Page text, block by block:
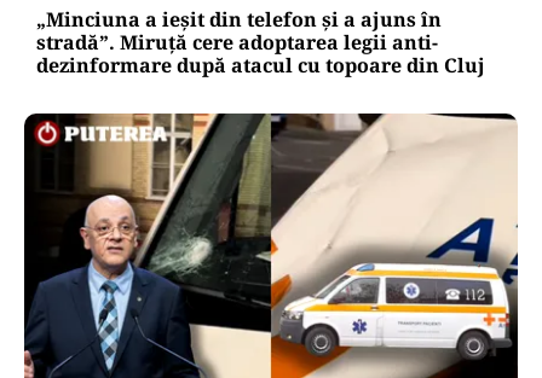
„Minciuna a ieșit din telefon și a ajuns în
stradă”. Miruță cere adoptarea legii anti-
dezinformare după atacul cu topoare din Cluj